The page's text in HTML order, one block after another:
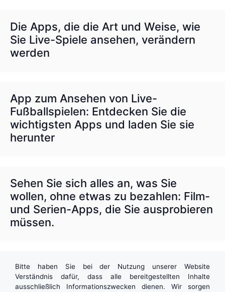
Die Apps, die die Art und Weise, wie
Sie Live-Spiele ansehen, verändern
werden
App zum Ansehen von Live-
Fußballspielen: Entdecken Sie die
wichtigsten Apps und laden Sie sie
herunter
Sehen Sie sich alles an, was Sie
wollen, ohne etwas zu bezahlen: Film-
und Serien-Apps, die Sie ausprobieren
müssen.
Bitte haben Sie bei der Nutzung unserer Website
Verständnis dafür, dass alle bereitgestellten Inhalte
ausschließlich Informationszwecken dienen. Wir sorgen